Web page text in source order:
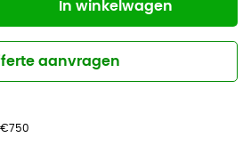
In winkelwagen
aanvragen
€750